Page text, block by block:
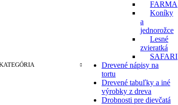
FARMA
Koníky
a
jednorožce
Lesné
zvieratká
SAFARI
Drevené nápisy na
tortu
Drevené tabuľky a iné
výrobky z dreva
Drobnosti pre dievčatá